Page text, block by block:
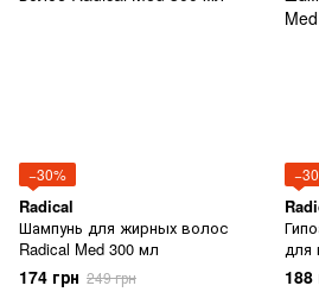
−30%
Radical
Шампунь для жирных волос
Radical Med 300 мл
174 грн 249 грн
для
188